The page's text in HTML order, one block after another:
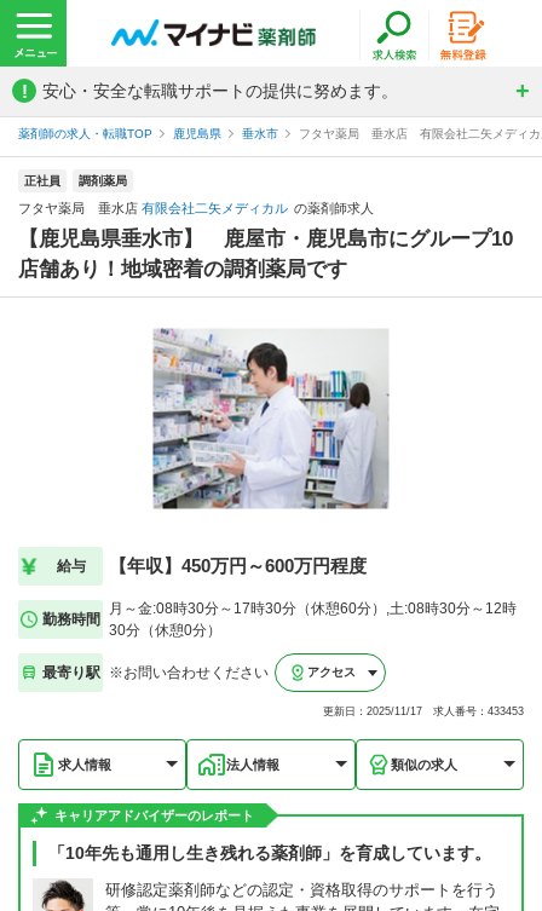
! 安心・安全な転職サポートの提供に努めます。
薬剤師の求人・転職TOP 鹿児島県 垂水市 フタヤ薬局 垂水店 有限会社二矢メディカ
正社員 調剤薬局
フタヤ薬局 垂水店 有限会社二矢メディカル の薬剤師求人
【鹿児島県垂水市】 鹿屋市・鹿児島市にグループ10
店舗あり！地域密着の調剤薬局です
給与 【年収】450万円～600万円程度
勤務時間
月～金:08時30分～17時30分（休憩60分）,土:08時30分～12時
30分（休憩0分）
最寄り駅 ※お問い合わせください アクセス
更新日：2025/11/17 求人番号：433453
求人情報 法人情報 類似の求人
キャリアアドバイザーのレポート
「10年先も通用し生き残れる薬剤師」を育成しています。
研修認定薬剤師などの認定・資格取得のサポートを行う